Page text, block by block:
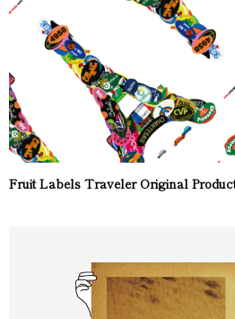
Fruit Labels Traveler Original